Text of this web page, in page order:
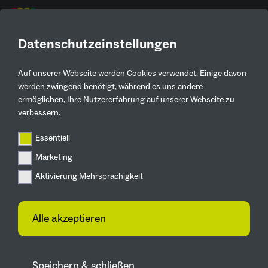
Datenschutzeinstellungen
Auf unserer Webseite werden Cookies verwendet. Einige davon
werden zwingend benötigt, während es uns andere
ermöglichen, Ihre Nutzererfahrung auf unserer Webseite zu
verbessern.
Essentiell
Marketing
Aktivierung Mehrsprachigkeit
Alle akzeptieren
Aktuelles
Zurück
Zukunftsgärten
So wird Duisburg aufblühen
Erster Blick in
IGA
26.03.2025